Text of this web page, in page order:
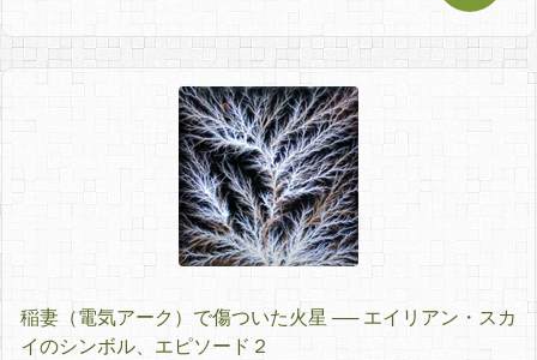
稲妻（電気アーク）で傷ついた火星 ── エイリアン・スカ
イのシンボル、エピソード２